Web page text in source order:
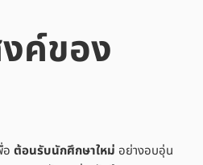
ค์ของ
ต้อนรับนักศึกษาใหม่ อย่างอบอุ่น